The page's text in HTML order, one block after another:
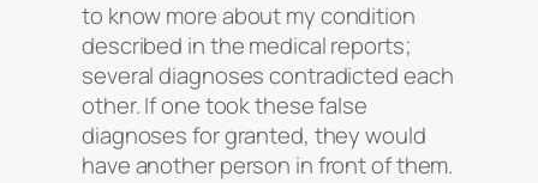
to know more about my condition
described in the medical reports;
several diagnoses contradicted each
other. If one took these false
diagnoses for granted, they would
have another person in front of them.